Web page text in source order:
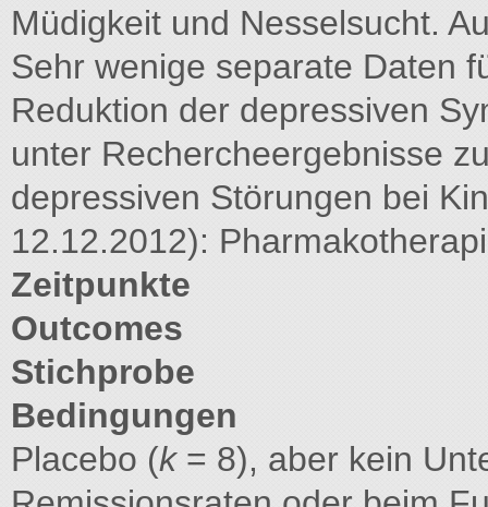
Müdigkeit und Nesselsucht.
Sehr wenige separate Daten
Reduktion der depressiven
unter Rechercheergebnisse
depressiven Störungen bei
12.12.2012):
Zeitpunkte
Outcomes
Stichprobe
Bedingungen
Placebo (k= 8), aber kein